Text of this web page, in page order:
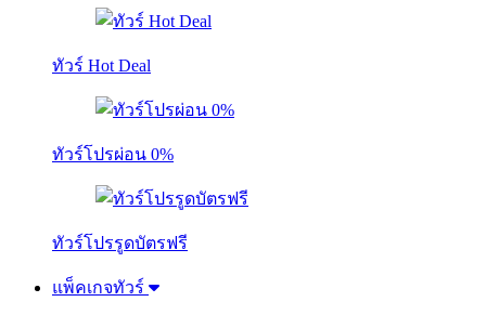
ทัวร์ Hot Deal
ทัวร์โปรผ่อน 0%
ทัวร์โปรรูดบัตรฟรี
แพ็คเกจทัวร์